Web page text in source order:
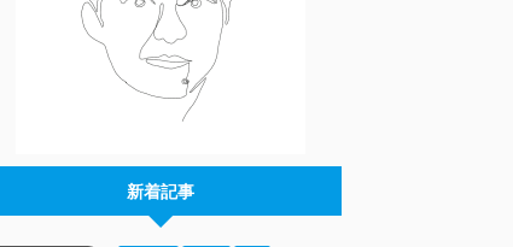
新着記事